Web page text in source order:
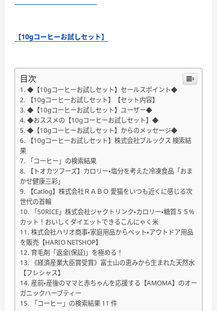
【10gコーヒーお試しセット】
目次
◆【10gコーヒーお試しセット】セールスポイント◆
【10gコーヒーお試しセット】【セット内容】
◆【10gコーヒーお試しセット】ユーザー◆
◆おススメの【10gコーヒーお試しセット】◆
◆【10gコーヒーお試しセット】からのメッセージ◆
【10gコーヒーお試しセット】株式会社ブルックス 検索結
果
「コーヒー」の検索結果
【トオカツフーズ】カロリー・塩分を考えた冷凍食品「おま
かせ健康三彩」
【Catlog】株式会社ＲＡＢＯ 愛猫をいつも近くに感じる次
世代の首輪
「50RICE」株式会社ジャクトリンク・カロリー・糖質５５%
カット！おいしくダイエットできるこんにゃく米
株式会社ハリオ商事・家庭用品からペット・アウトドア用品
を販売【HARIO NETSHOP】
育毛剤「返金(保証)」を極める！
《経済産業大臣賞受賞》富士山の恵みから生まれた天然水
【フレシャス】
産前・産後のママと赤ちゃんを応援する【AMOMA】のオー
ガニックハーブティー
「コーヒー」の検索結果 11 件